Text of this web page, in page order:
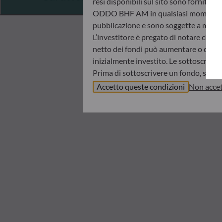
ODDO BHF AM in qualsiasi
pubblicazione e sono soggette a
L’investitore è pregato di notare che
netto dei fondi può aumentare o
inizialmente investito. Le
Prima di sottoscrivere un fondo, si
informazioni chiave per l’investitore
d’investimento, il proprio orizzonte
ritenuta responsabile di danni diretti
sull’avviso dell’operazione e sugli
Il regime fiscale di un investimento
Accetto queste condizioni Non